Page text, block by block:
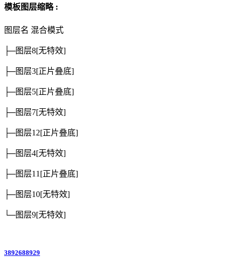
模板图层缩略 :
图层名 混合模式
├─图层8[无特效]
├─图层3[正片叠底]
├─图层5[正片叠底]
├─图层7[无特效]
├─图层12[正片叠底]
├─图层4[无特效]
├─图层11 [正片叠底]
├─图层10[无特效]
└─图层9[无特效]
3892688929